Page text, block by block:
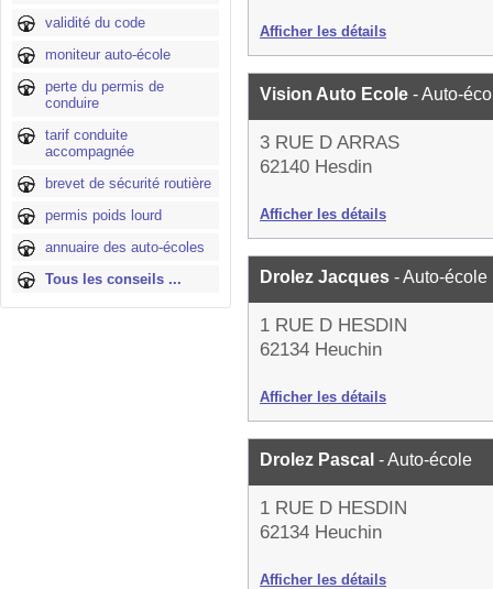
validité du code
moniteur auto-école
perte du permis de
conduire
tarif conduite
accompagnée
brevet de sécurité routière
permis poids lourd
annuaire des auto-écoles
Tous les conseils ...
Afficher les détails
Vision Auto Ecole - Auto-
3 RUE D ARRAS
62140 Hesdin
Afficher les détails
Drolez Jacques - Auto-école
1 RUE D HESDIN
62134 Heuchin
Afficher les détails
Drolez Pascal - Auto-école
1 RUE D HESDIN
62134 Heuchin
Afficher les détails